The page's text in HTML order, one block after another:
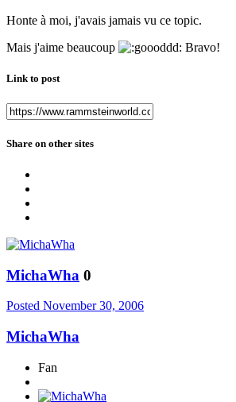
Honte à moi, j'avais jamais vu ce topic.
Mais j'aime beaucoup
Bravo!
Link to post
Share on other sites
MichaWha 0
Posted November 30, 2006
MichaWha
Fan